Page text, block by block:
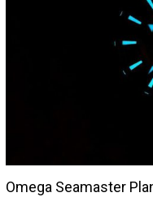
Omega Seamaster